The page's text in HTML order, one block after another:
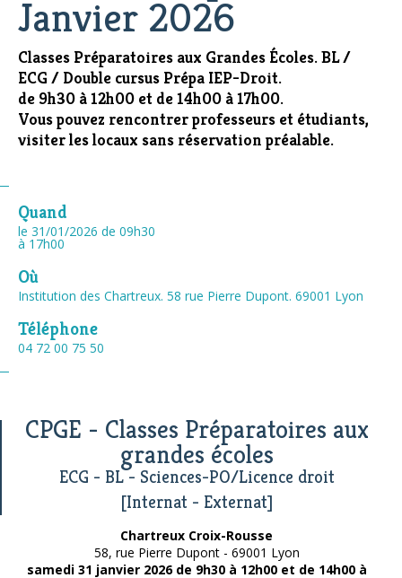
Janvier 2026
Classes Préparatoires aux Grandes Écoles. BL /
ECG / Double cursus Prépa IEP-Droit.
de 9h30 à 12h00 et de 14h00 à 17h00.
Vous pouvez rencontrer professeurs et étudiants,
visiter les locaux sans réservation préalable.
Quand
le 31/01/2026 de 09h30
à 17h00
Où
Institution des Chartreux. 58 rue Pierre Dupont. 69001 Lyon
Téléphone
04 72 00 75 50
CPGE - Classes Préparatoires aux
grandes écoles
ECG - BL - Sciences-PO/Licence droit
[Internat - Externat]
Chartreux Croix-Rousse
58, rue Pierre Dupont - 69001 Lyon
samedi 31 janvier 2026 de 9h30 à 12h00 et de 14h00 à